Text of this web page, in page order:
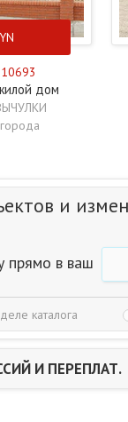
дом
и
прямо в ваш
каталога
И ПЕРЕПЛАТ.